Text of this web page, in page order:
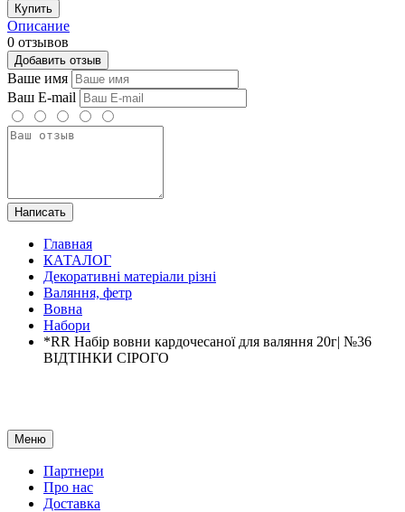
Купить
Описание
0 отзывов
Добавить отзыв
Ваше имя
Ваш E-mail
Написать
Главная
КАТАЛОГ
Декоративні матеріали різні
Валяння, фетр
Вовна
Набори
*RR Набір вовни кардочесаної для валяння 20г| №36
ВІДТІНКИ СІРОГО
Меню
Партнери
Про нас
Доставка